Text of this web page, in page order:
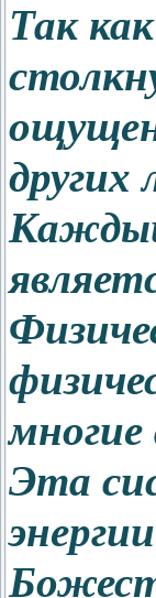
Так
других
многие
Эта